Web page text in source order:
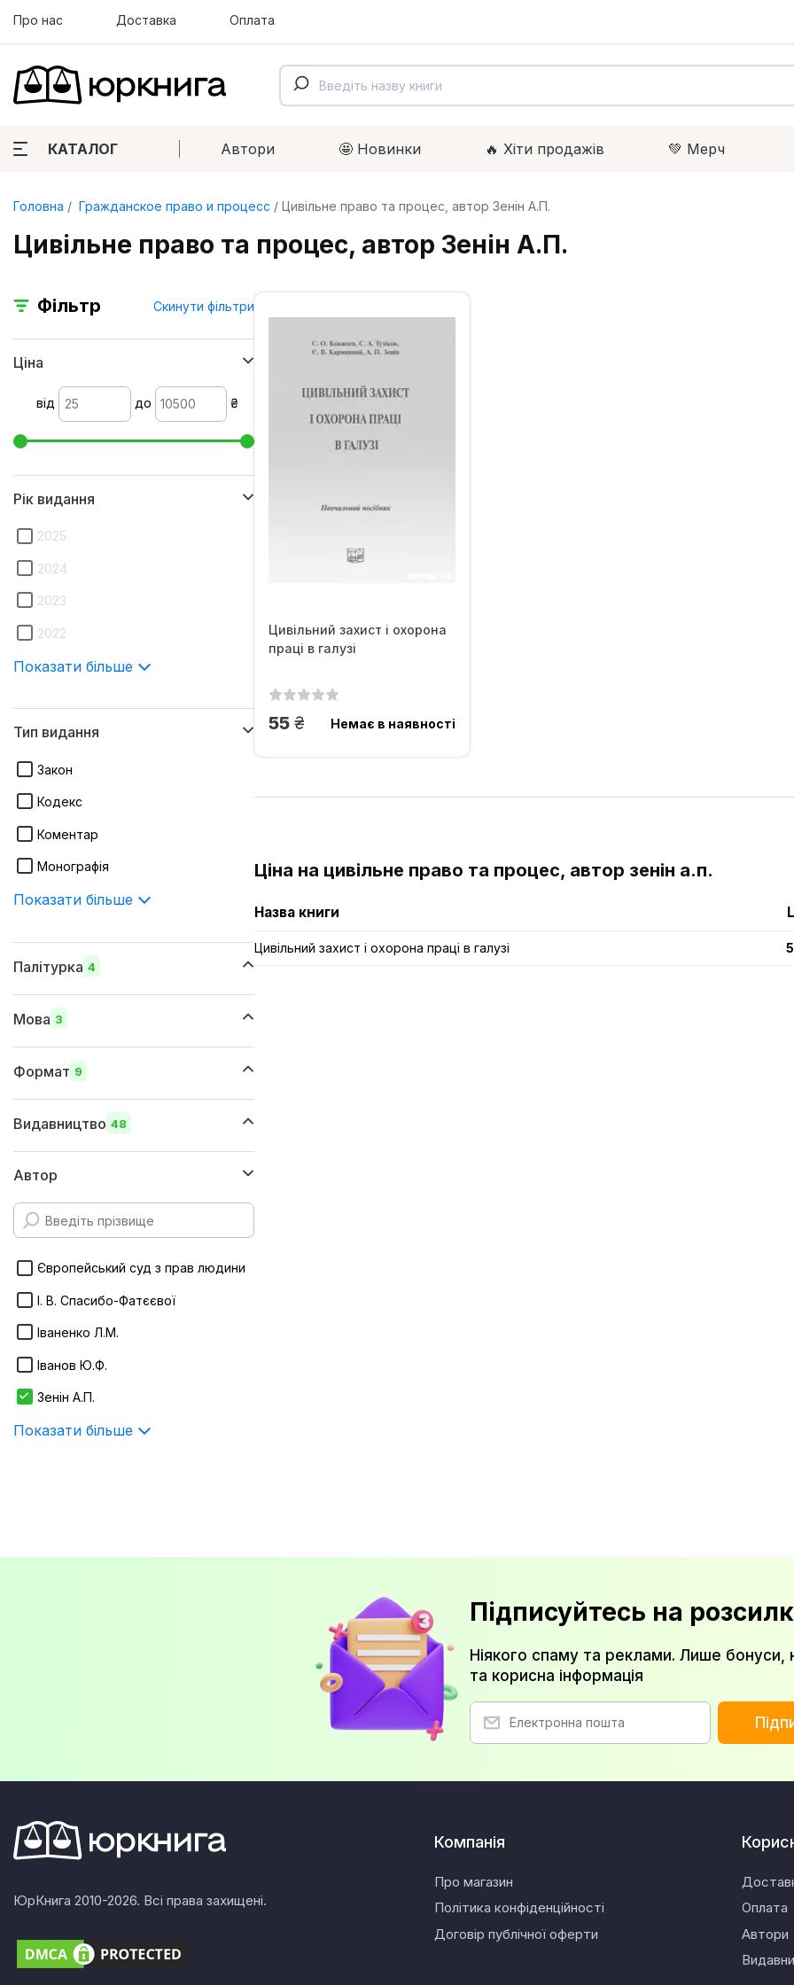
Про нас Доставка Оплата
КАТАЛОГ Автори 🤩 Новинки 🔥 Xіти продажів 💚 Мерч
Головна Гражданское право и процесс Цивільне право та процес, автор Зенін А.П.
Цивільне право та процес, автор Зенін А.П.
Фільтр Скинути фільтри
Ціна
від до ₴
Рік видання
2025
2024
2023
2022
Показати більше
Тип видання
Закон
Кодекс
Коментар
Монографія
Показати більше
Палітурка 4
шкіряна
суперобкладинка
тверда
Мова 3
українська
англійська
Формат 9
205x290 мм
170х240 мм
170х215 мм
Показати більше
Видавництво 48
Infotropic Media
Корецького НАН України
Істина
Показати більше
Автор
Європейський суд з прав людини
І. В. Спасибо-Фатєєвої
Іваненко Л.М.
Іванов Ю.Ф.
Зенін А.П.
Показати більше
Цивільний захист і охорона
праці в галузі
55 грн. Немає в наявності
Ціна на цивільне право та процес, автор зенін а.п.
Назва книги
Цивільний захист і охорона праці в галузі
Підписуйтесь на
Ніякого спаму та реклами. Лише бонуси,
та корисна інформація
ЮрКнига 2010-2026. Всі права захищені.
Компанія
Про магазин
Політика конфіденційності
Договір публічної оферти
Оплата
Автори